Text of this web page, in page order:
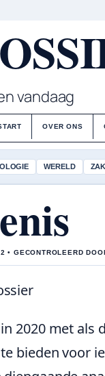
vandaag
OVER ONS
WERELD
• GECONTROLEERD
2020 met als
bieden voor